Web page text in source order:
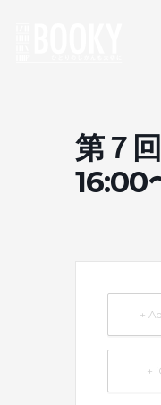
第７
16:00
+
+